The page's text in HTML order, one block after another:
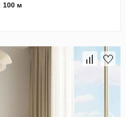
100 м